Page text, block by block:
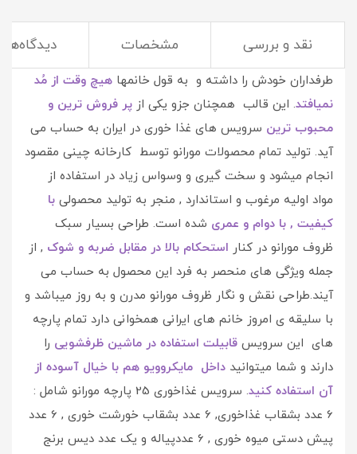
نقد و بررسی مشخصات دیدگاه‌ها
طراحی شناخته شده و زیبای ظروف لب کنگره ای همیشه
طرفداران خودش را داشته و به قول خانمها هیچ وقت از مُد
نمیافتد. این قالب همچنان جزو یکی از پر فروش ترین و
محبوب ترین سرویس های غذا خوری در ایران به حساب می
آید. تولید تمام محصولات مورانو توسط کارخانه چینی مقصود
انجام میشود و سخت گیری و وسواس زیاد در استفاده از
مواد اولیه مرغوب و استاندارد , منجر به تولید محصولی با
کیفیت , با دوام و عمری شده است. طراحی بسیار سبک
ظروف مورانو در کنار استحکام بالا در مقابل ضربه و شوک , از
جمله ویژگی های منحصر به فرد این محصول به حساب می
آیند.طراحی نقش و نگار ظروف مورانو مدرن و به روز میباشد و
با سلیقه ی امروز خانم های ایرانی همخوانی دارد تمام پارچه
های این سرویس قابیلت استفاده در ماشین ظرفشویی را
دارند و شما میتوانید داخل مایکروویو هم با خیال آسوده از
آن استفاده کنید
. سرویس غذاخوری 25 پارچه مورانو شامل :
6 عدد بشقاب غذاخوری, 6 عدد بشقاب خورشت خوری , 6 عدد
پیش دستی میوه خوری , 6 عددپیاله و یک عدد دیس برنج